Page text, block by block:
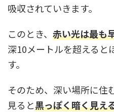
吸収されていきます。
このとき、 赤い光は最も
深10メートルを超えると
す。
そのため、深い場所に住
見ると黒っぽく暗く見え